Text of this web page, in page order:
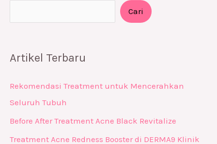
Cari
Artikel Terbaru
Rekomendasi Treatment untuk Mencerahkan
Seluruh Tubuh
Before After Treatment Acne Black Revitalize
Treatment Acne Redness Booster di DERMA9 Klinik